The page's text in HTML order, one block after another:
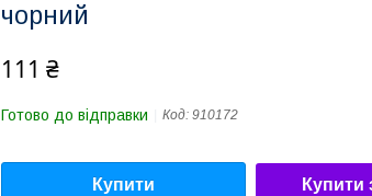
чорний
111 ₴
Готово до відправки Код: 910172
Купити Купити